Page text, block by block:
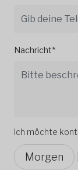
Nachricht*
Ich möchte
Morgen